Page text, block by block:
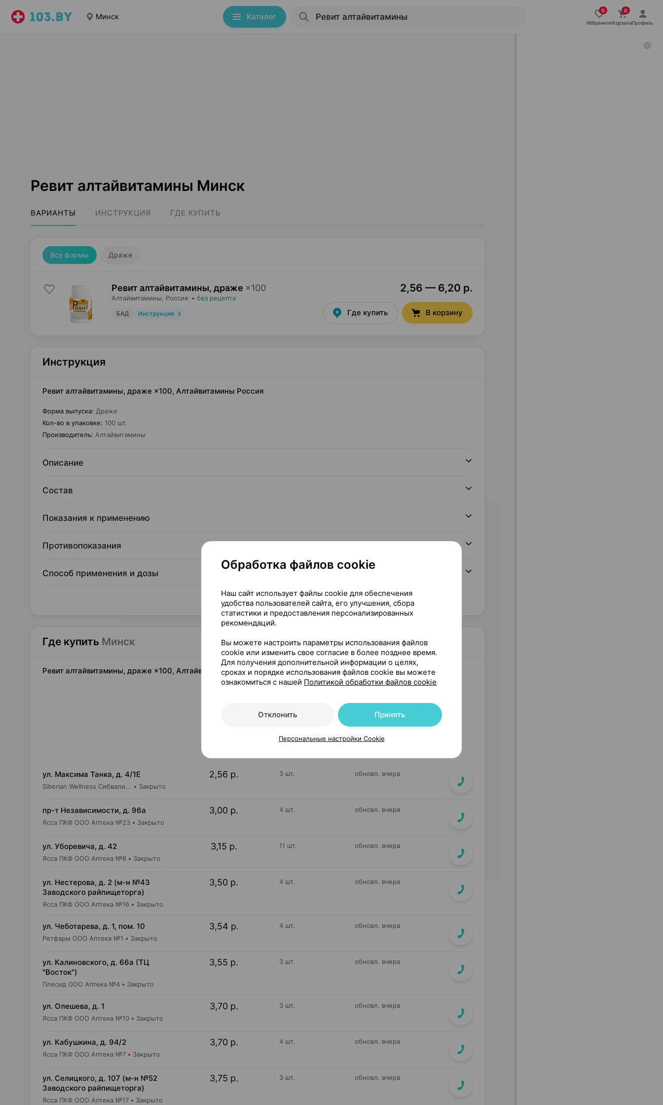
Минск Каталог
ИзбранноеКорзинаПрофиль
Ревит алтайвитамины Минск
ВАРИАНТЫ ИНСТРУКЦИЯ ГДЕ КУПИТЬ
Все формы Драже
Ревит алтайвитамины, драже ×100
Алтайвитамины , Россия • без рецепта
БАД Инструкция
2,56 — 6,20 р.
Где купить В корзину
Инструкция
Ревит алтайвитамины, драже ×100, Алтайвитамины Россия
Форма выпуска: Драже
Кол-во в упаковке: 100 шт.
Производитель: Алтайвитамины
Описание
Состав
Показания к применению
Противопоказания
Способ применения и дозы
Читать полностью
Где купить Минск
Ревит алтайвитамины, драже ×100, Алтайвитамины Россия
99
ул. Максима Танка, д. 4/1Е
Siberian Wellness Сибвалио-Бел ИООО Аптека №1 Закрыто
2,56 р. 3 шт. обновл. вчера
пр-т Независимости, д. 96а
Ясса ПКФ ООО Аптека №23 Закрыто
3,00 р. 4 шт. обновл. вчера
ул. Уборевича, д. 42
Ясса ПКФ ООО Аптека №8 Закрыто
3,15 р. 11 шт. обновл. вчера
ул. Нестерова, д. 2 (м-н №43
Заводского райпищеторга)
Ясса ПКФ ООО Аптека №16 Закрыто
3,50 р. 4 шт. обновл. вчера
ул. Чеботарева, д. 1, пом. 10
Ретфарм ООО Аптека №1 Закрыто
3,54 р. 4 шт. обновл. вчера
ул. Калиновского, д. 66а (ТЦ
"Восток")
Плесид ООО Аптека №4 Закрыто
3,55 р. 3 шт. обновл. вчера
ул. Олешева, д. 1
Ясса ПКФ ООО Аптека №10 Закрыто
3,70 р. 3 шт. обновл. вчера
ул. Кабушкина, д. 94/2
Ясса ПКФ ООО Аптека №7 Закрыто
3,70 р. 4 шт. обновл. вчера
ул. Селицкого, д. 107 (м-н №52
Заводского райпищеторга)
Ясса ПКФ ООО Аптека №17 Закрыто
3,75 р. 3 шт. обновл. вчера
Обработка файлов cookie
Наш сайт использует файлы cookie для обеспечения
удобства пользователей сайта, его улучшения, сбора
статистики и предоставления персонализированных
рекомендаций.
Вы можете настроить параметры использования файлов
cookie или изменить свое согласие в более позднее время.
Для получения дополнительной информации о целях,
сроках и порядке использования файлов cookie вы можете
ознакомиться с нашей Политикой обработки файлов cookie
Отклонить Принять
Персональные настройки Cookie